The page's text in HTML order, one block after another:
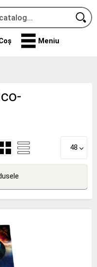
Meniu
48